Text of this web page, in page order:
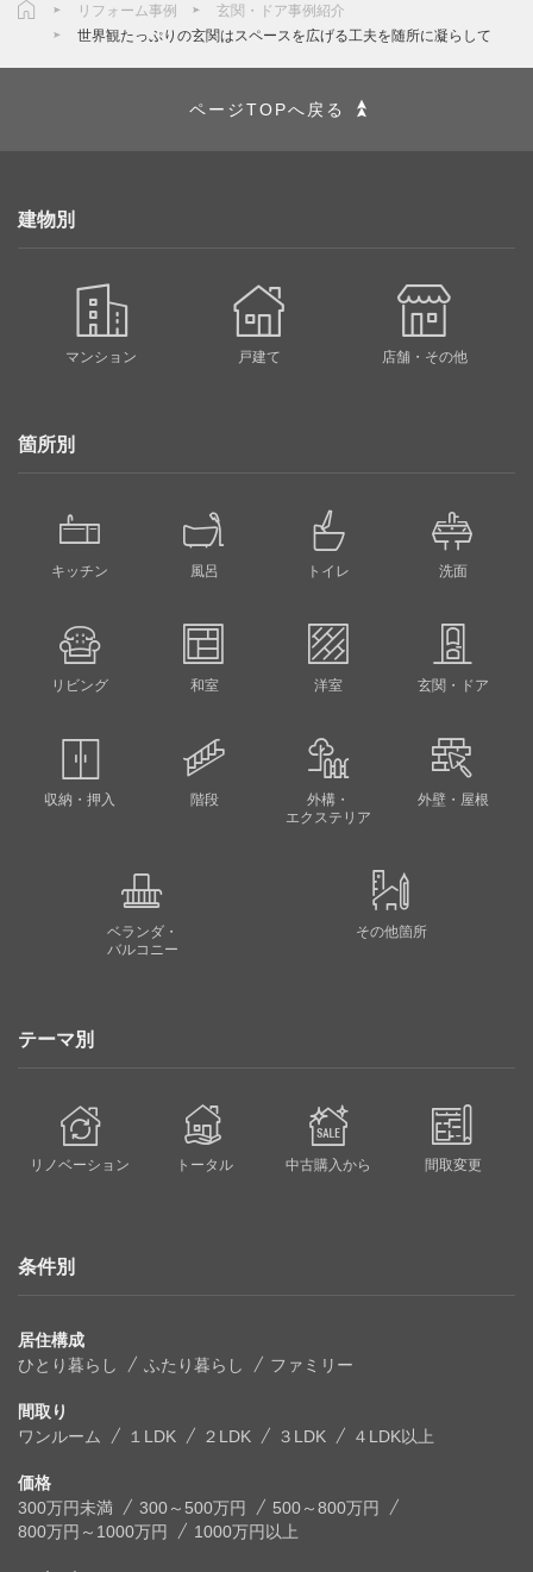
リフォーム事例
玄関・ドア事例紹介
世界観たっぷりの玄関はスペースを広げる工夫を随所に凝らして
ページTOPへ戻る
建物別
マンション 戸建て 店舗・その他
箇所別
キッチン 風呂 トイレ 洗面
リビング 和室 洋室 玄関・ドア
収納・押入 階段
外構・
エクステリア
外壁・屋根
ベランダ・
バルコニー
その他箇所
テーマ別
リノベーション トータル 中古購入から 間取変更
条件別
居住構成
ひとり暮らし
ふたり暮らし ファミリー
間取り
ワンルーム
１LDK ２LDK ３LDK ４LDK以上
価格
300万円未満
300～500万円
500～800万円
800万円～1000万円
1000万円以上